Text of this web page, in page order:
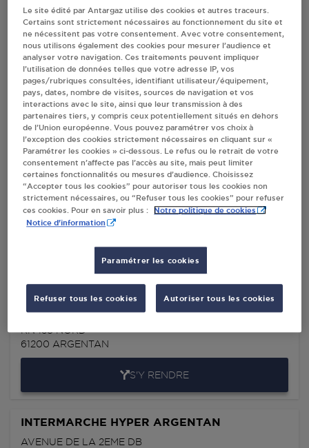
Villes
LA MAISON POINT VERT ARGENTAN
ZONE DE BEAULIEU ROUTE DE GOULET
61200ARGENTAN
S'Y RENDRE
DISTRIBUTEUR AUTOMATIQUE 24/24
INTERMARCHE ARGENTAN
AVENUE DE LA 2EME DB
61200
ARGENTAN
S'Y RENDRE
CARREFOUR MARKET ARGENTAN
1 RUE CHAMPAGNE
RN 158 NORD
61200 ARGENTAN
S'Y RENDRE
INTERMARCHE HYPER ARGENTAN
AVENUE DE LA 2EME DB
Le site édité par Antargaz utilise des cookies et autres traceurs.
Certains sont strictement nécessaires au fonctionnement du site et
ne nécessitent pas votre consentement. Avec votre consentement,
nous utilisons également des cookies pour mesurer l’audience et
analyser votre navigation. Ces traitements peuvent impliquer
l’utilisation de données telles que votre adresse IP, vos
pages/rubriques consultées, identifiant utilisateur/équipement,
pays, dates, nombre de visites, sources de navigation et vos
interactions avec le site, ainsi que leur transmission à des
partenaires tiers, y compris ceux potentiellement situés en dehors
de l’Union européenne. Vous pouvez paramétrer vos choix à
l’exception des cookies strictement nécessaires en cliquant sur «
Paramétrer les cookies » ci-dessous. Le refus ou le retrait de votre
consentement n’affecte pas l’accès au site, mais peut limiter
certaines fonctionnalités ou mesures d’audience. Choisissez
“Accepter tous les cookies” pour autoriser tous les cookies non
strictement nécessaires, ou “Refuser tous les cookies” pour refuser
ces cookies. Pour en savoir plus :
Notre politique de cookies
Notice d'information
Paramétrer les cookies
Refuser tous les cookies Autoriser tous les cookies